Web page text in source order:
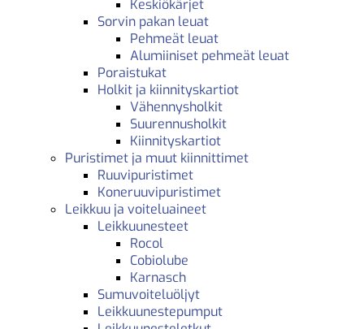
Keskiökärjet
Sorvin pakan leuat
Pehmeät leuat
Alumiiniset pehmeät leuat
Poraistukat
Holkit ja kiinnityskartiot
Vähennysholkit
Suurennusholkit
Kiinnityskartiot
Puristimet ja muut kiinnittimet
Ruuvipuristimet
Koneruuvipuristimet
Leikkuu ja voiteluaineet
Leikkuunesteet
Rocol
Cobiolube
Karnasch
Sumuvoiteluöljyt
Leikkuunestepumput